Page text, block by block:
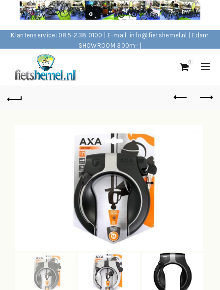
Klantenservice: 085-238 0100 | E-mail: info@fietshemel.nl | Edam
SHOWROOM 300m² |
0